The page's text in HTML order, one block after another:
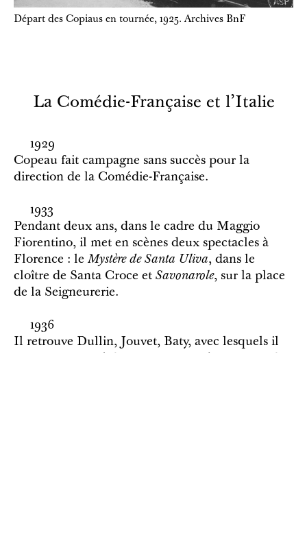
Départ des Copiaus en tournée, 1925. Archives BnF
La Comédie-Française et l’Italie
1929
Copeau fait campagne sans succès pour la
direction de la Comédie-Française.
1933
Pendant deux ans, dans le cadre du Maggio
Fiorentino, il met en scènes deux spectacles à
Florence : le Mystère de Santa Uliva, dans le
cloître de Santa Croce et Savonarole, sur la place
de la Seigneurerie.
1936
Il retrouve Dullin, Jouvet, Baty, avec lesquels il